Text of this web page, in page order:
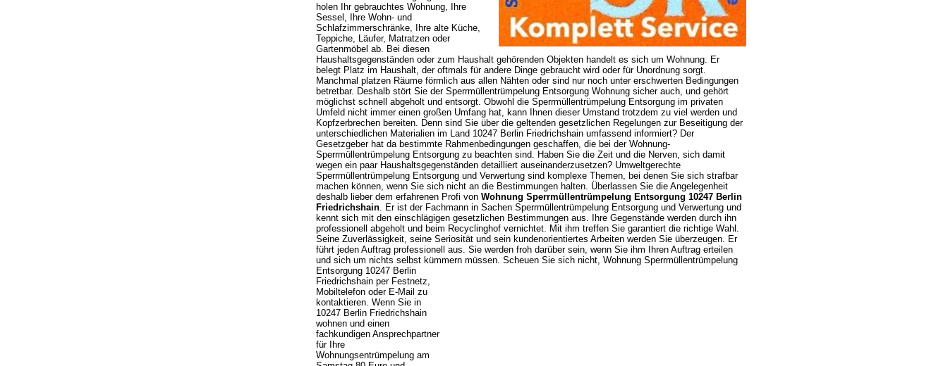
holen Ihr gebrauchtes Wohnung, Ihre
Sessel, Ihre Wohn- und
Schlafzimmerschränke, Ihre alte Küche,
Teppiche, Läufer, Matratzen oder
Gartenmöbel ab. Bei diesen
Haushaltsgegenständen oder zum Haushalt gehörenden Objekten handelt es sich um Wohnung. Er
belegt Platz im Haushalt, der oftmals für andere Dinge gebraucht wird oder für Unordnung sorgt.
Manchmal platzen Räume förmlich aus allen Nähten oder sind nur noch unter erschwerten Bedingungen
betretbar. Deshalb stört Sie der Sperrmüllentrümpelung Entsorgung Wohnung sicher auch, und gehört
möglichst schnell abgeholt und entsorgt. Obwohl die Sperrmüllentrümpelung Entsorgung im privaten
Umfeld nicht immer einen großen Umfang hat, kann Ihnen dieser Umstand trotzdem zu viel werden und
Kopfzerbrechen bereiten. Denn sind Sie über die geltenden gesetzlichen Regelungen zur Beseitigung der
unterschiedlichen Materialien im Land 10247 Berlin Friedrichshain umfassend informiert? Der
Gesetzgeber hat da bestimmte Rahmenbedingungen geschaffen, die bei der Wohnung-
Sperrmüllentrümpelung Entsorgung zu beachten sind. Haben Sie die Zeit und die Nerven, sich damit
wegen ein paar Haushaltsgegenständen detailliert auseinanderzusetzen? Umweltgerechte
Sperrmüllentrümpelung Entsorgung und Verwertung sind komplexe Themen, bei denen Sie sich strafbar
machen können, wenn Sie sich nicht an die Bestimmungen halten. Überlassen Sie die Angelegenheit
deshalb lieber dem erfahrenen Profi von Wohnung Sperrmüllentrümpelung Entsorgung 10247 Berlin
Friedrichshain. Er ist der Fachmann in Sachen Sperrmüllentrümpelung Entsorgung und Verwertung und
kennt sich mit den einschlägigen gesetzlichen Bestimmungen aus. Ihre Gegenstände werden durch ihn
professionell abgeholt und beim Recyclinghof vernichtet. Mit ihm treffen Sie garantiert die richtige Wahl.
Seine Zuverlässigkeit, seine Seriosität und sein kundenorientiertes Arbeiten werden Sie überzeugen. Er
führt jeden Auftrag professionell aus. Sie werden froh darüber sein, wenn Sie ihm Ihren Auftrag erteilen
und sich um nichts selbst kümmern müssen. Scheuen Sie sich nicht, Wohnung Sperrmüllentrümpelung
Entsorgung 10247 Berlin
Friedrichshain per Festnetz,
Mobiltelefon oder E-Mail zu
kontaktieren. Wenn Sie in
10247 Berlin Friedrichshain
wohnen und einen
fachkundigen Ansprechpartner
für Ihre
Wohnungsentrümpelung am